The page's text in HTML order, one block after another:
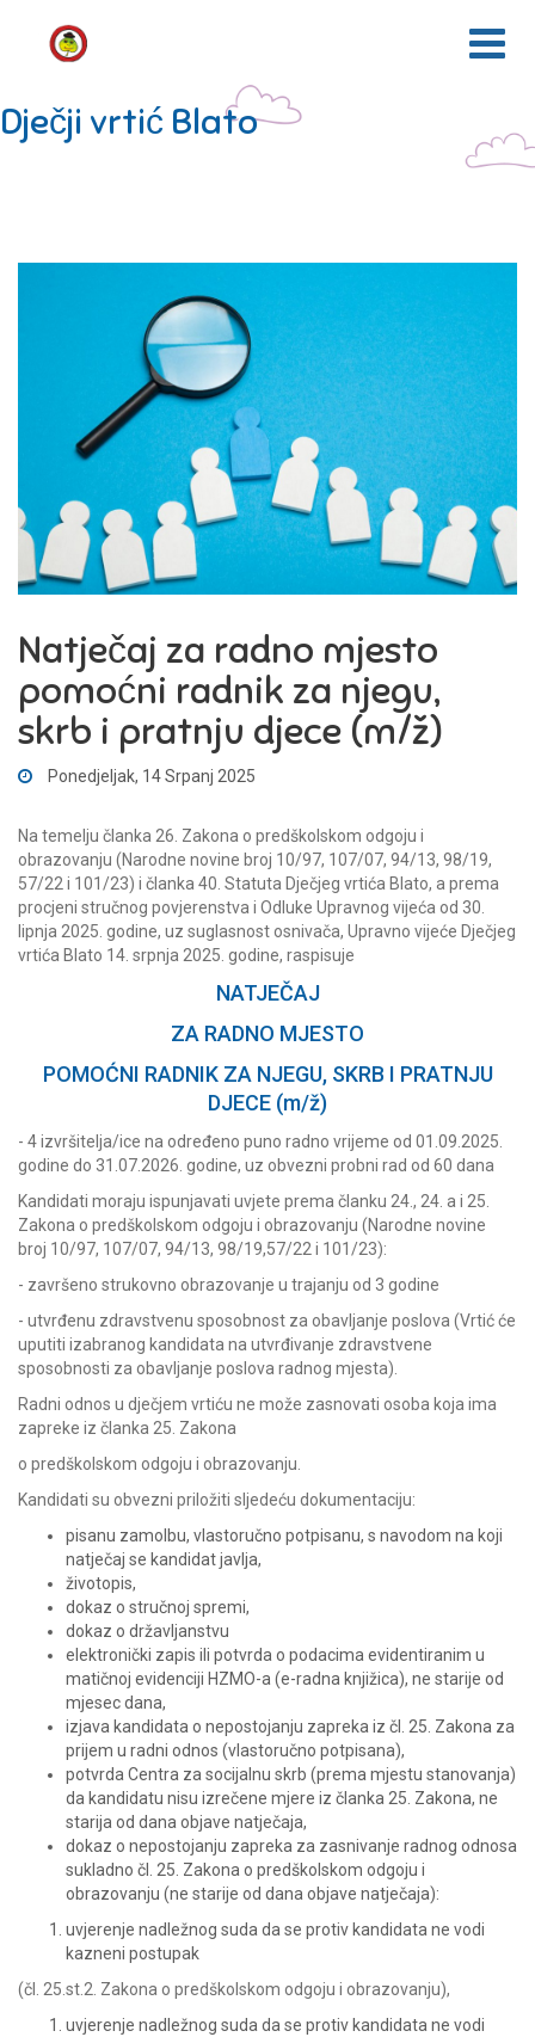
Dječji vrtić Blato
Natječaj za radno mjesto
pomoćni radnik za njegu,
skrb i pratnju djece (m/ž)
Ponedjeljak, 14 Srpanj 2025
Na temelju članka 26. Zakona o predškolskom odgoju i
obrazovanju (Narodne novine broj 10/97, 107/07, 94/13, 98/19,
57/22 i 101/23) i članka 40. Statuta Dječjeg vrtića Blato, a prema
procjeni stručnog povjerenstva i Odluke Upravnog vijeća od 30.
lipnja 2025. godine, uz suglasnost osnivača, Upravno vijeće Dječjeg
vrtića Blato 14. srpnja 2025. godine, raspisuje
NATJEČAJ
ZA RADNO MJESTO
POMOĆNI RADNIK ZA NJEGU, SKRB I PRATNJU
DJECE (m/ž)
- 4 izvršitelja/ice na određeno puno radno vrijeme od 01.09.2025.
godine do 31.07.2026. godine, uz obvezni probni rad od 60 dana
Kandidati moraju ispunjavati uvjete prema članku 24., 24. a i 25.
Zakona o predškolskom odgoju i obrazovanju (Narodne novine
broj 10/97, 107/07, 94/13, 98/19,57/22 i 101/23):
- završeno strukovno obrazovanje u trajanju od 3 godine
- utvrđenu zdravstvenu sposobnost za obavljanje poslova (Vrtić će
uputiti izabranog kandidata na utvrđivanje zdravstvene
sposobnosti za obavljanje poslova radnog mjesta).
Radni odnos u dječjem vrtiću ne može zasnovati osoba koja ima
zapreke iz članka 25. Zakona
o predškolskom odgoju i obrazovanju.
Kandidati su obvezni priložiti sljedeću dokumentaciju:
pisanu zamolbu, vlastoručno potpisanu, s navodom na koji
natječaj se kandidat javlja,
životopis,
dokaz o stručnoj spremi,
dokaz o državljanstvu
elektronički zapis ili potvrda o podacima evidentiranim u
matičnoj evidenciji HZMO-a (e-radna knjižica), ne starije od
mjesec dana,
izjava kandidata o nepostojanju zapreka iz čl. 25. Zakona za
prijem u radni odnos (vlastoručno potpisana),
potvrda Centra za socijalnu skrb (prema mjestu stanovanja)
da kandidatu nisu izrečene mjere iz članka 25. Zakona, ne
starija od dana objave natječaja,
dokaz o nepostojanju zapreka za zasnivanje radnog odnosa
sukladno čl. 25. Zakona o predškolskom odgoju i
obrazovanju (ne starije od dana objave natječaja):
uvjerenje nadležnog suda da se protiv kandidata ne vodi
kazneni postupak
(čl. 25.st.2. Zakona o predškolskom odgoju i obrazovanju),
uvjerenje nadležnog suda da se protiv kandidata ne vodi